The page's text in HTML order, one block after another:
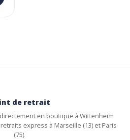
de retrait
en boutique à Wittenheim
express à Marseille (13) et Paris
(75).